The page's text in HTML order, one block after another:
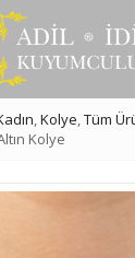
,Kolye,Tüm
Kolye